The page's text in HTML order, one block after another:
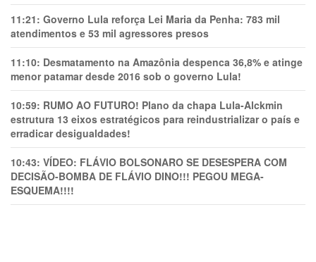
11:21: Governo Lula reforça Lei Maria da Penha: 783 mil
atendimentos e 53 mil agressores presos
11:10: Desmatamento na Amazônia despenca 36,8% e atinge
menor patamar desde 2016 sob o governo Lula!
10:59: RUMO AO FUTURO! Plano da chapa Lula-Alckmin
estrutura 13 eixos estratégicos para reindustrializar o país e
erradicar desigualdades!
10:43: VÍDEO: FLÁVIO BOLSONARO SE DESESPERA COM
DECISÃO-BOMBA DE FLÁVIO DINO!!! PEGOU MEGA-
ESQUEMA!!!!